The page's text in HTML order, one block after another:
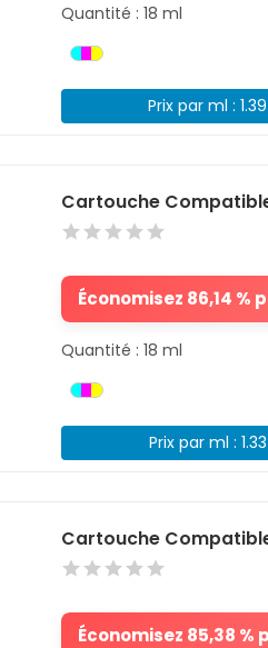
Quantité : 18 ml
Prix par ml :
Cartouche
Économisez 86,14
Quantité : 18 ml
Prix par ml :
Cartouche
Économisez 85,38